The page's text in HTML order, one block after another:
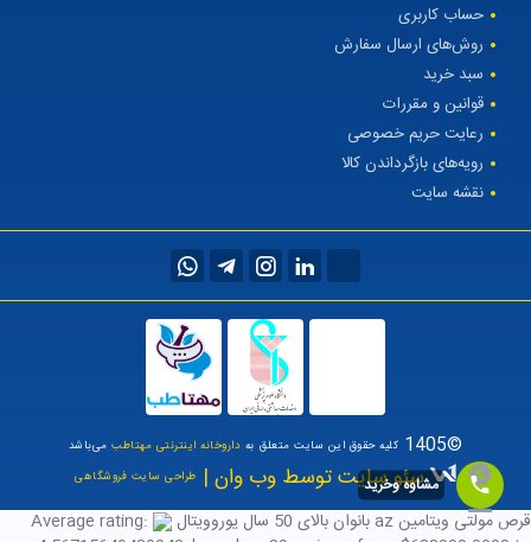
حساب کاربری
روش‌های ارسال سفارش
سبد خرید
قوانین و مقررات
رعایت حریم خصوصی
رویه‌های بازگرداندن کالا
نقشه سایت
©1405 کلیه حقوق این سایت متعلق به داروخانه اینترنتی مهتاطبمی‌باشد
سئو سایت توسط وب وان | طراحی سایت فروشگاهی
قرص مولتی ویتامین az بانوان بالای 50 سال یوروویتال
Average rating:
مشاوه وخرید